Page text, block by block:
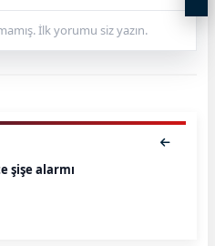
İlk yorumu siz yazın.
şişe alarmı